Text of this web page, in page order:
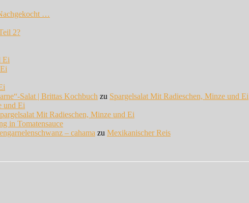
…
2?
Ei
Salat | Brittas Kochbuch zu Spargelsalat Mit Radieschen, Minze und Ei
und Ei
Mit Radieschen, Minze und Ei
in Tomatensauce
– cahama zu Mexikanischer Reis